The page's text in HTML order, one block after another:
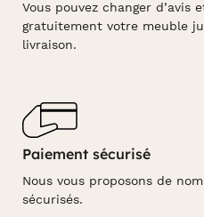
Vous pouvez changer d’avis
gratuitement votre meuble
livraison.
Paiement sécurisé
Nous vous proposons de
sécurisés.